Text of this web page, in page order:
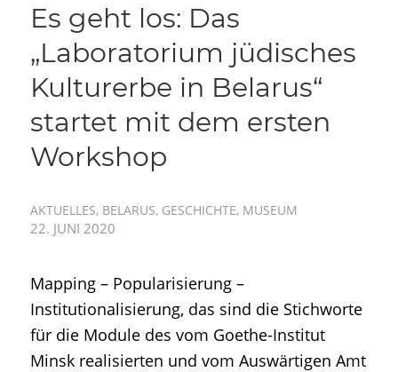
Es geht los: Das
„Laboratorium jüdisches
Kulturerbe in Belarus“
startet mit dem ersten
Workshop
AKTUELLES, BELARUS, GESCHICHTE, MUSEUM
22. JUNI 2020
Mapping – Popularisierung –
Institutionalisierung, das sind die Stichworte
für die Module des vom Goethe-Institut
Minsk realisierten und vom Auswärtigen Amt